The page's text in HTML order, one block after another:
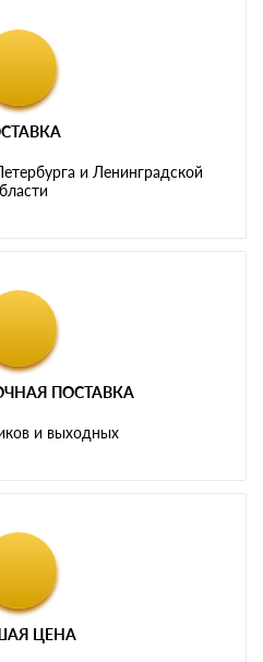
и Ленинградской
ПОСТАВКА
и выходных
ЦЕНА